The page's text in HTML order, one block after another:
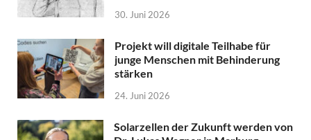
30. Juni 2026
Projekt will digitale Teilhabe für
junge Menschen mit Behinderung
stärken
24. Juni 2026
Solarzellen der Zukunft werden von